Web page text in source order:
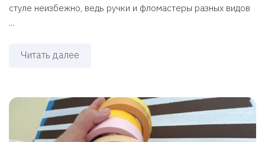
стуле неизбежно, ведь ручки и фломастеры разных видов
...
Читать далее